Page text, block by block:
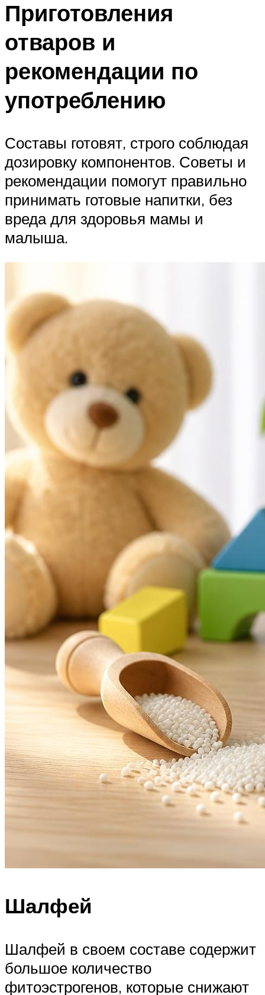
Приготовления
отваров и
рекомендации по
употреблению
Составы готовят, строго соблюдая
дозировку компонентов. Советы и
рекомендации помогут правильно
принимать готовые напитки, без
вреда для здоровья мамы и
малыша.
Шалфей
Шалфей в своем составе содержит
большое количество
фитоэстрогенов, которые снижают